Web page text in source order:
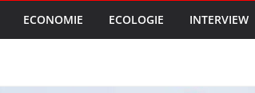
ECONOMIE ECOLOGIE INTERVIEW